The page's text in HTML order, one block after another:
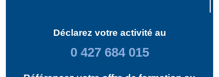
Déclarez votre activité au
0 427 684 015